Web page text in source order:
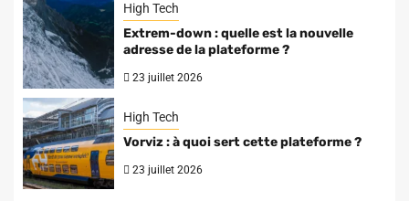
High Tech
Extrem-down : quelle est la nouvelle
adresse de la plateforme ?
23 juillet 2026
High Tech
Vorviz : à quoi sert cette plateforme ?
23 juillet 2026